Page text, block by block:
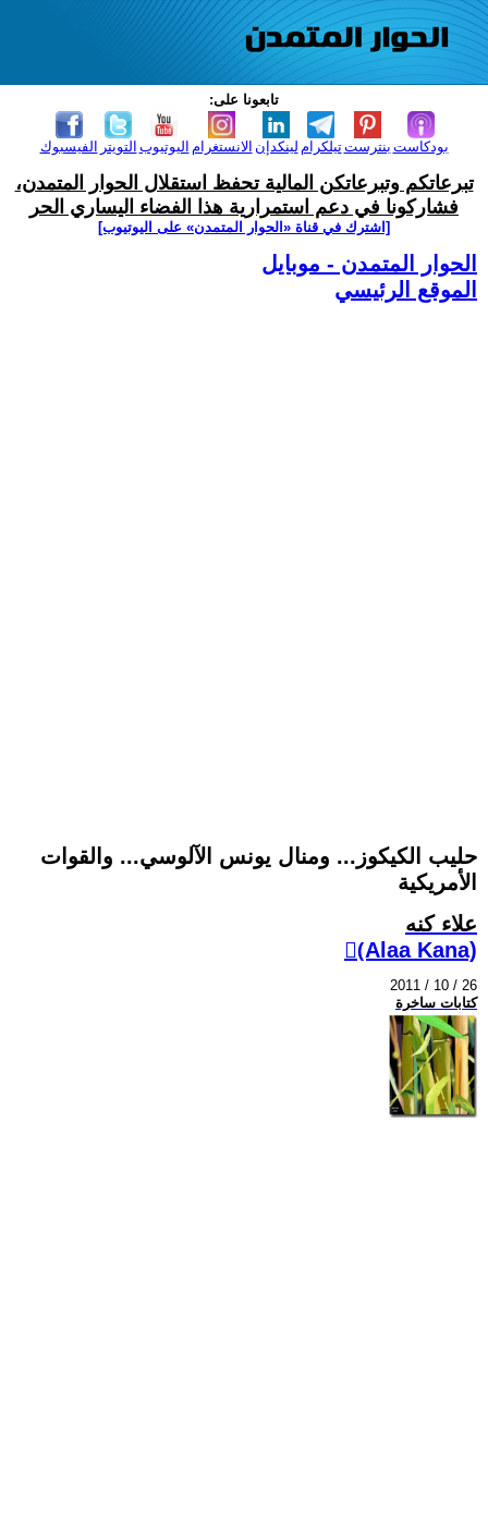
تابعونا على:
الفيسبوك التويتر اليوتيوب الانستغرام لينكدإن تيلكرامبنترست بودكاست
تبرعاتكم وتبرعاتكن المالية تحفظ استقلال الحوار المتمدن،
فشاركونا في دعم استمرارية هذا الفضاء اليساري الحر
[اشترك في قناة ‫«الحوار المتمدن» على اليوتيوب]
الحوار المتمدن - موبايل
الموقع الرئيسي
حليب الكيكوز... ومنال يونس الآلوسي... والقوات
الأمريكية
علاء كنه
(ِAlaa Kana)
2011 / 10 / 26
كتابات ساخرة